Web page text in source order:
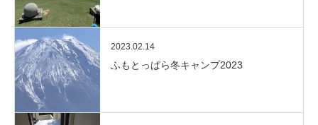
2023.02.14
ふもとっぱら冬キャンプ2023